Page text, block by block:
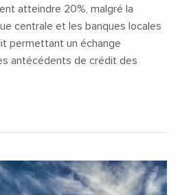
atteindre 20%, malgré la
centrale et les banques locales
permettant un échange
antécédents de crédit des